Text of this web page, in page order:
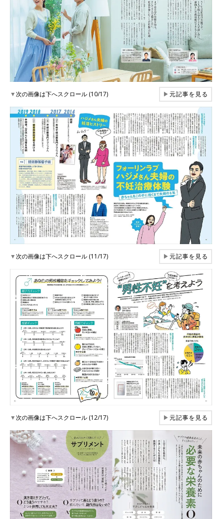
▼次の画像は下へスクロール (10/17) ▶元記事を見る
▼次の画像は下へスクロール (11/17) ▶元記事を見る
▼次の画像は下へスクロール (12/17) ▶元記事を見る